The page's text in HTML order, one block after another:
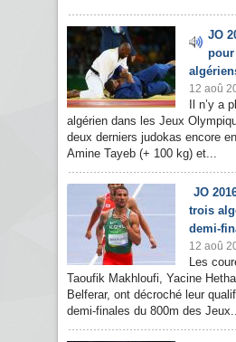
JO
12 aoû
Il n’y a
algérien dans les Jeux
deux derniers judokas encore
Amine Tayeb (+ 100 kg) et...
JO
trois
demi-
12 aoû
Les
Taoufik Makhloufi, Yacine
Belferar, ont décroché leur
demi-finales du 800m des